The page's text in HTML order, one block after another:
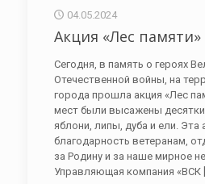
04.05.2024
Акция «Лес памяти»
Сегодня, в память о героях
Отечественной войны, на
города прошла акция «Лес
мест были высажены
яблони, липы, дуба и ели. Эта
благодарность ветеранам,
за Родину и за наше мирное
Управляющая компания «ВСК